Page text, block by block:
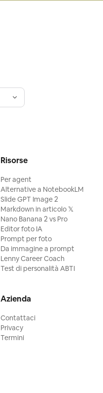
Risorse
Per agent
Alternative a NotebookLM
Slide GPT Image 2
Markdown in articolo 𝕏
Nano Banana 2 vs Pro
Editor foto IA
Prompt per foto
Da immagine a prompt
Lenny Career Coach
Test di personalità ABTI
Azienda
Contattaci
Privacy
Termini